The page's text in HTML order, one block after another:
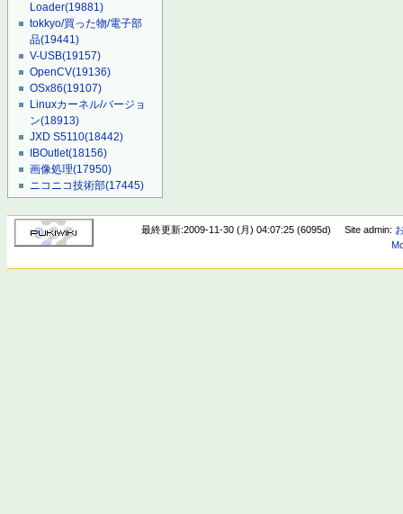
Loader(19881)
tokkyo/買った物/電子部
品(19441)
V-USB(19157)
OpenCV(19136)
OSx86(19107)
Linuxカーネル/バージョ
ン(18913)
JXD S5110(18442)
IBOutlet(18156)
画像処理(17950)
ニコニコ技術部(17445)
最終更新:2009-11-30 (月) 04:07:25 (6095d) Site admin: